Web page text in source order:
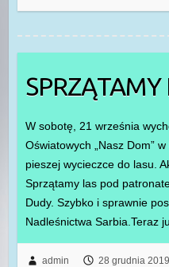
SPRZĄTAMY
W sobotę, 21 września
Oświatowych „Nasz Dom”
pieszej wycieczce do lasu.
Sprzątamy las pod
Dudy. Szybko i sprawnie
Nadleśnictwa Sarbia.Teraz
admin 28 grudnia 2019